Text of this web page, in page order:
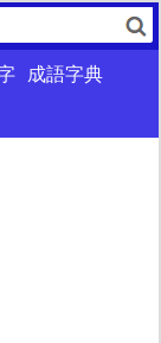
成語字典